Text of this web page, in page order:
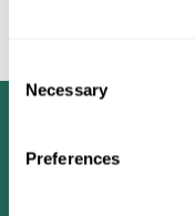
Selection
Necessary
Preferences